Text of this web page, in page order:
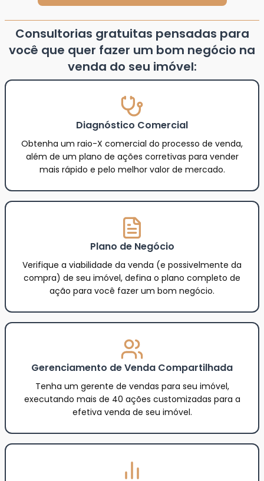
Consultorias gratuitas pensadas para
você que quer fazer um bom negócio na
venda do seu imóvel:
Diagnóstico Comercial
Obtenha um raio-X comercial do processo de venda,
além de um plano de ações corretivas para vender
mais rápido e pelo melhor valor de mercado.
Plano de Negócio
Verifique a viabilidade da venda (e possivelmente da
compra) de seu imóvel, defina o plano completo de
ação para você fazer um bom negócio.
Gerenciamento de Venda Compartilhada
Tenha um gerente de vendas para seu imóvel,
executando mais de 40 ações customizadas para a
efetiva venda de seu imóvel.